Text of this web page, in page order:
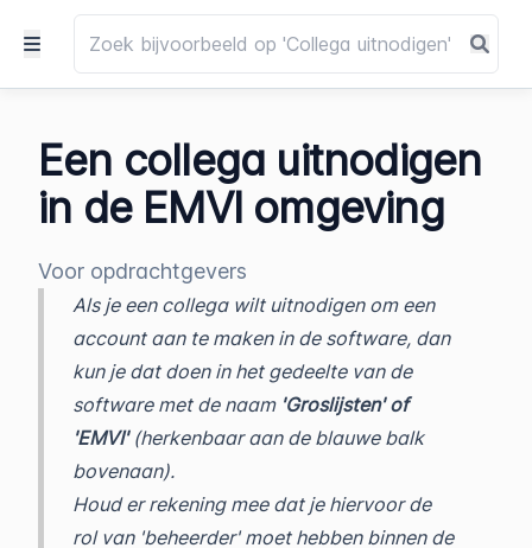
Een collega uitnodigen
in de EMVI omgeving
Voor opdrachtgevers
Als je een collega wilt uitnodigen om een
account aan te maken in de software, dan
kun je dat doen in het gedeelte van de
software met de naam 'Groslijsten' of
'EMVI' (herkenbaar aan de blauwe balk
bovenaan).
Houd er rekening mee dat je hiervoor de
rol van 'beheerder' moet hebben binnen de